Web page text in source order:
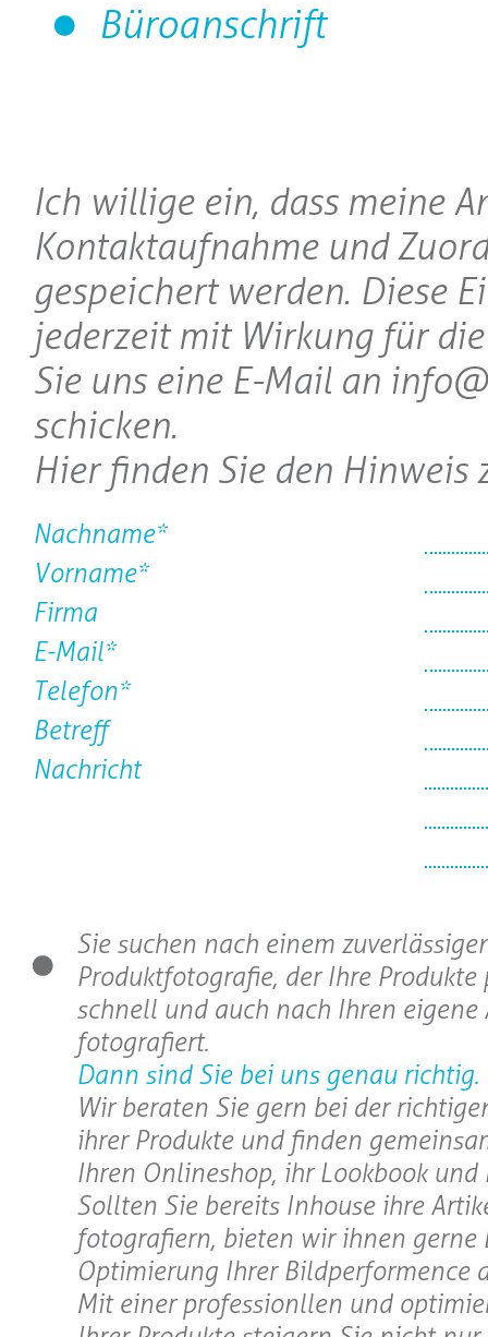
Büroanschrift
Ich willige ein, dass meine
Kontaktaufnahme und
gespeichert werden. Diese
jederzeit mit Wirkung für
Sie uns eine E-Mail an
schicken.
Hier finden Sie den Hinweis
Nachname*
Vorname*
Firma
E-Mail*
Telefon*
Betreff
Nachricht
Sie suchen nach einem
Produktfotografie, der Ihre Produkte
schnell und auch nach Ihren
fotografiert.
Dann sind Sie bei uns genau richtig.
Wir beraten Sie gern bei der
ihrer Produkte und finden
Ihren Onlineshop, ihr Lookbook
Sollten Sie bereits Inhouse ihre
fotografiern, bieten wir ihnen gerne
Optimierung Ihrer Bildperformence
Mit einer professionllen und